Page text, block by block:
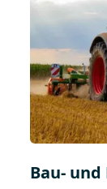
Bau-